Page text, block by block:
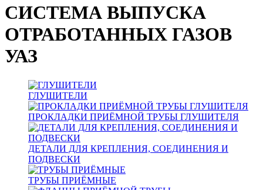
СИСТЕМА ВЫПУСКА
ОТРАБОТАННЫХ ГАЗОВ
УАЗ
ГЛУШИТЕЛИ
ПРОКЛАДКИ ПРИЁМНОЙ ТРУБЫ ГЛУШИТЕЛЯ
ДЕТАЛИ ДЛЯ КРЕПЛЕНИЯ, СОЕДИНЕНИЯ И
ПОДВЕСКИ
ТРУБЫ ПРИЁМНЫЕ